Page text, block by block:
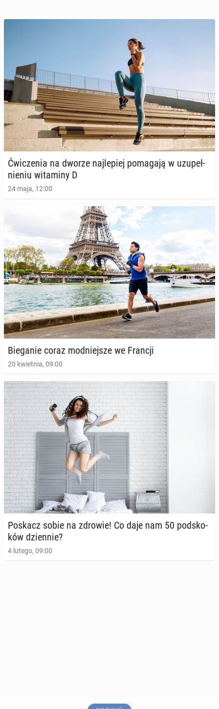
Ćwi­cze­nia na dworze naj­le­piej po­ma­ga­ją w uzu­peł­
nie­niu wi­ta­mi­ny D
24 maja, 12:00
Bie­ga­nie coraz mod­niej­sze we Francji
20 kwietnia, 09:00
Poskacz sobie na zdrowie! Co daje nam 50 pod­sko­
ków dzien­nie?
4 lutego, 09:00